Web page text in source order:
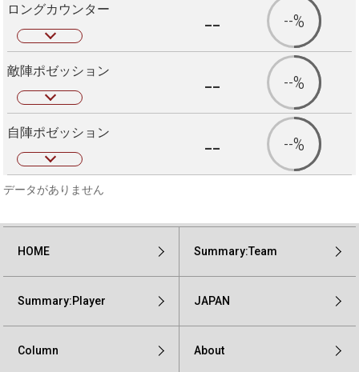
ロングカウンター -- --%
敵陣ポゼッション -- --%
自陣ポゼッション -- --%
データがありません
HOME Summary:Team
Summary:Player JAPAN
Column About